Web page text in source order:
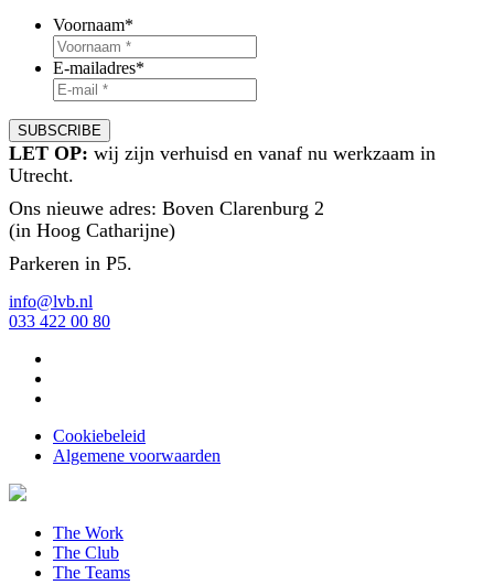
Voornaam*
E-mailadres*
LET OP: wij zijn verhuisd en vanaf nu werkzaam in
Utrecht.
Ons nieuwe adres: Boven Clarenburg 2
(in Hoog Catharijne)
Parkeren in P5.
info@lvb.nl
033 422 00 80
Cookiebeleid
Algemene voorwaarden
The Work
The Club
The Teams